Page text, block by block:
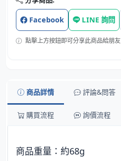
Facebook LINE 詢問
點擊上方按鈕即可分享此商品給朋友
商品詳情 評論&問答
購買流程 詢價流程
商品重量：約68g